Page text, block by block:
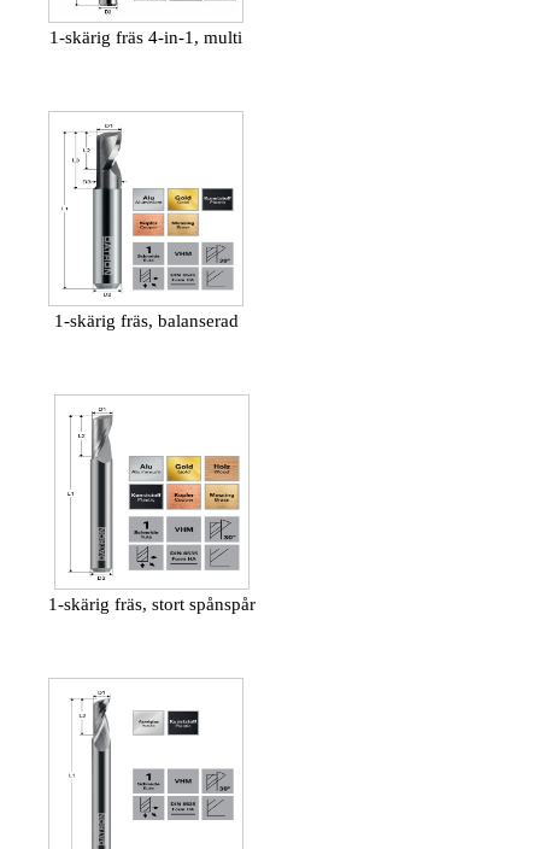
1-skärig fräs 4-in-1, multi
1-skärig fräs, balanserad
1-skärig fräs, stort spånspår